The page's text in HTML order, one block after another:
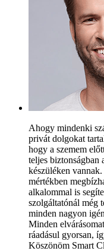
Ahogy mindenki
privát dolgokat
hogy a szemem
teljes biztonságban
készüléken
mértékben
alkalommal is
szolgáltatónál még
minden nagyon
Minden
ráadásul gyorsan,
Köszönöm Smart